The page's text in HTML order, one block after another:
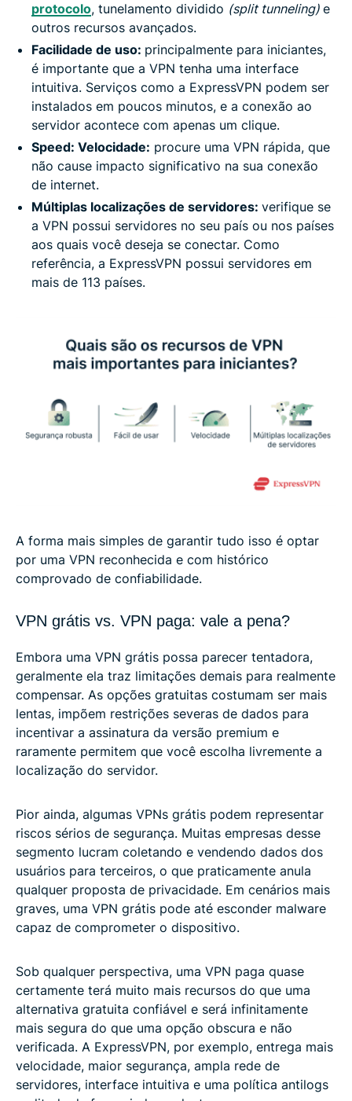
protocolo, tunelamento dividido (split tunneling) e
outros recursos avançados.
Facilidade de uso: principalmente para iniciantes,
é importante que a VPN tenha uma interface
intuitiva. Serviços como a ExpressVPN podem ser
instalados em poucos minutos, e a conexão ao
servidor acontece com apenas um clique.
Speed: Velocidade: procure uma VPN rápida, que
não cause impacto significativo na sua conexão
de internet.
Múltiplas localizações de servidores: verifique se
a VPN possui servidores no seu país ou nos países
aos quais você deseja se conectar. Como
referência, a ExpressVPN possui servidores em
mais de 113 países.
A forma mais simples de garantir tudo isso é optar
por uma VPN reconhecida e com histórico
comprovado de confiabilidade.
VPN grátis vs. VPN paga: vale a pena?
Embora uma VPN grátis possa parecer tentadora,
geralmente ela traz limitações demais para realmente
compensar. As opções gratuitas costumam ser mais
lentas, impõem restrições severas de dados para
incentivar a assinatura da versão premium e
raramente permitem que você escolha livremente a
localização do servidor.
Pior ainda, algumas VPNs grátis podem representar
riscos sérios de segurança. Muitas empresas desse
segmento lucram coletando e vendendo dados dos
usuários para terceiros, o que praticamente anula
qualquer proposta de privacidade. Em cenários mais
graves, uma VPN grátis pode até esconder malware
capaz de comprometer o dispositivo.
Sob qualquer perspectiva, uma VPN paga quase
certamente terá muito mais recursos do que uma
alternativa gratuita confiável e será infinitamente
mais segura do que uma opção obscura e não
verificada. A ExpressVPN, por exemplo, entrega mais
velocidade, maior segurança, ampla rede de
servidores, interface intuitiva e uma política antilogs